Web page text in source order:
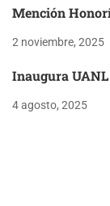
Mención
2 noviembre, 2025
Inaugura
4 agosto, 2025